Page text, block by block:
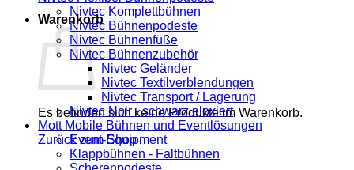
Warenkorb
Es befinden sich keine Produkte im Warenkorb.
Zurück zum Shop
Nivtec Komplettbühnen
Nivtec Bühnenpodeste
Nivtec Bühnenfüße
Nivtec Bühnenzubehör
Nivtec Geländer
Nivtec Textilverblendungen
Nivtec Transport / Lagerung
Nivtec Noir - schwarz eloxiert
Mott Mobile Bühnen und Eventlösungen
Event-Equipment
Klappbühnen - Faltbühnen